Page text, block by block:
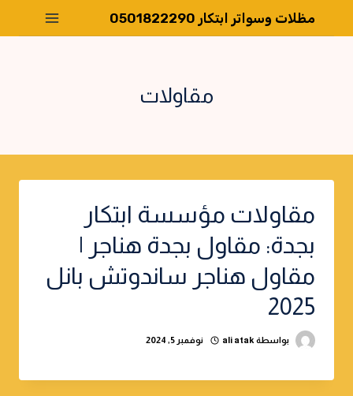
مظلات وسواتر ابتكار 0501822290
مقاولات
مقاولات مؤسسة ابتكار
بجدة: مقاول بجدة هناجر |
مقاول هناجر ساندوتش بانل
2025
بواسطة ali atak نوفمبر 5, 2024